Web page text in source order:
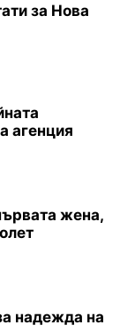
за Нова
агенция
жена,
надежда на